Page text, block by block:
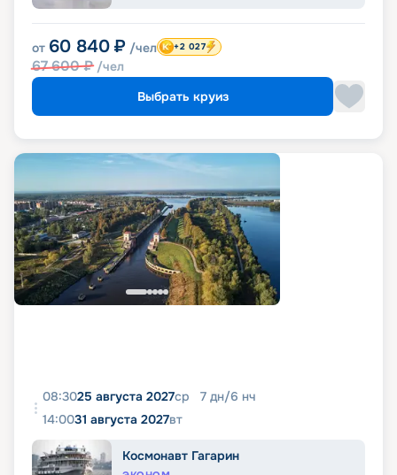
от 60 840 ₽ /чел
67 600₽ /чел
+2 027
Выбрать круиз
08:3025 августа 2027ср 7 дн/6 нч
14:0031 августа 2027вт
Космонавт Гагарин